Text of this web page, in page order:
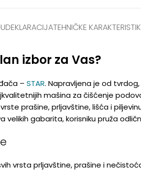
DEKLARACIJATEHNIČKE
izbor za Vas?
– STAR. Napravljena je od
mašina za čišćenje
prašine, prljavštine, lišća i
gabarita, korisniku pruža
vrsta prljavštine, prašine i